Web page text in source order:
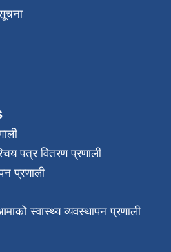
पत्र वितरण प्रणाली
प्रणाली
स्वास्थ्य व्यवस्थापन प्रणाली